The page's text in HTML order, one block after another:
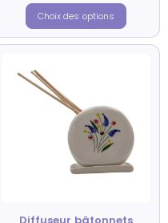
Choix des options